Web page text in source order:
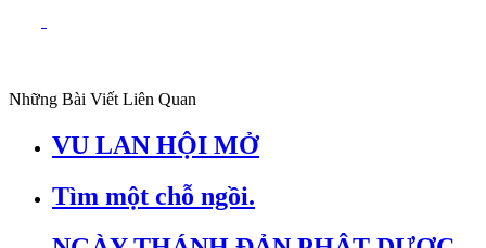
Những Bài Viết Liên Quan
VU LAN HỘI MỞ
Tìm một chỗ ngồi.